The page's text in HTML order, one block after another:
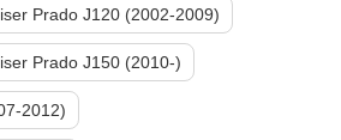
Prado J120 (2002-2009)
Prado J150 (2010-)
2012)